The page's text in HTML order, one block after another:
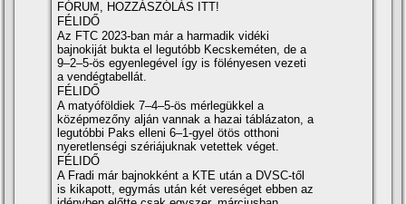
FÓRUM, HOZZÁSZÓLÁS ITT!
FÉLIDŐ
Az FTC 2023-ban már a harmadik vidéki
bajnokiját bukta el legutóbb Kecskeméten, de a
9–2–5-ös egyenlegével így is fölényesen vezeti
a vendégtabellát.
FÉLIDŐ
A matyóföldiek 7–4–5-ös mérlegükkel a
középmezőny alján vannak a hazai táblázaton, a
legutóbbi Paks elleni 6–1-gyel ötös otthoni
nyeretlenségi szériájuknak vetettek véget.
FÉLIDŐ
A Fradi már bajnokként a KTE után a DVSC-től
is kikapott, egymás után két vereséget ebben az